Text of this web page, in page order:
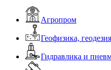
Агропром
Геофизика,
Гидравлика и